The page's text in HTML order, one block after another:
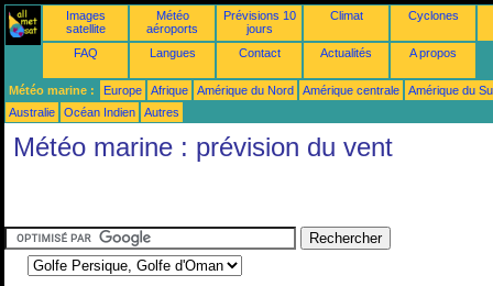
Images
satellite
Météo
aéroports
Prévisions 10
jours
Climat Cyclones
FAQ Langues Contact Actualités A propos
Météo marine : Europe Afrique Amérique du Nord Amérique centrale
Amérique du
Australie
Océan Indien Autres
Météo marine : prévision du vent